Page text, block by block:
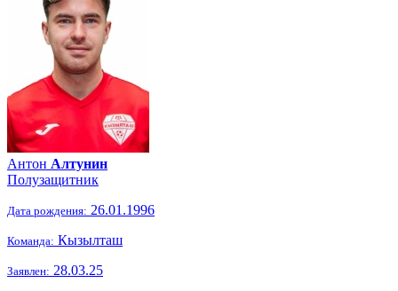
Антон Алтунин
Полузащитник
Дата рождения: 26.01.1996
Команда: Кызылташ
Заявлен: 28.03.25